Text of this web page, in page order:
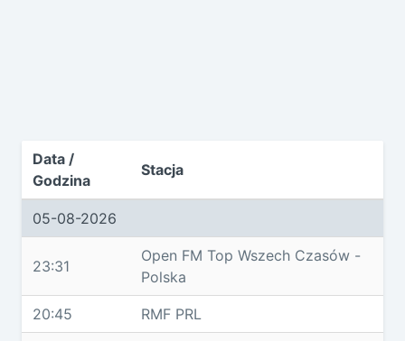
Data /
Godzina
Stacja
05-08-2026
23:31
Open FM Top Wszech Czasów -
Polska
20:45 RMF PRL